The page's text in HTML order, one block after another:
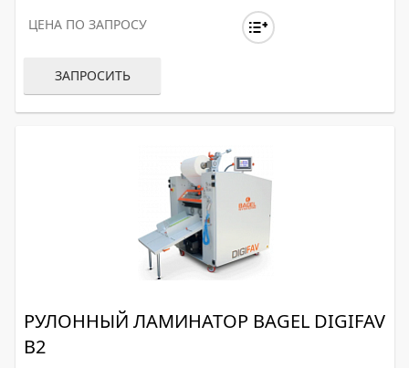
ЦЕНА ПО ЗАПРОСУ
ЗАПРОСИТЬ
РУЛОННЫЙ ЛАМИНАТОР BAGEL DIGIFAV
B2